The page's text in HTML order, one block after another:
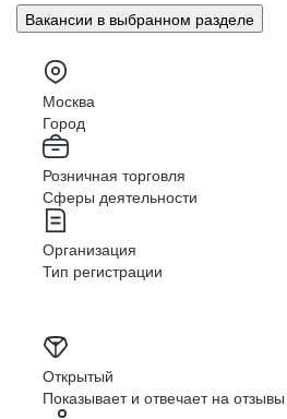
Белгород
Великий Новгород
Волгоград
Вологда
Иваново
Вакансии в выбранном разделе
Москва
Город
Розничная торговля
Сферы деятельности
Организация
Тип регистрации
Открытый
Показывает и отвечает на отзывы